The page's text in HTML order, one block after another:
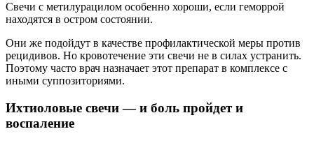
Свечи с метилурацилом особенно хороши, если геморрой
находятся в остром состоянии.
Они же подойдут в качестве профилактической меры против
рецидивов. Но кровотечение эти свечи не в силах устранить.
Поэтому часто врач назначает этот препарат в комплексе с
иными суппозиториями.
Ихтиоловые свечи — и боль пройдет и
воспаление